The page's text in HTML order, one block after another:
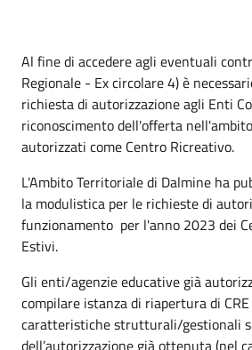
Al fine di accedere agli eventuali
Regionale - Ex circolare 4) è
richiesta di autorizzazione agli Enti
riconoscimento dell'offerta
autorizzati come Centro Ricreativo.
L'Ambito Territoriale di Dalmine ha
la modulistica per le richieste di
funzionamento per l'anno 2023 dei
Estivi.
Gli enti/agenzie educative già
compilare istanza di riapertura di
caratteristiche strutturali/gestionali
dell’autorizzazione già ottenuta (nel